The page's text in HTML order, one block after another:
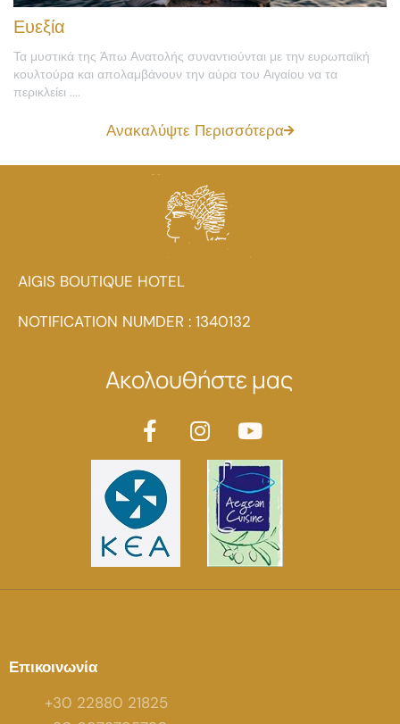
Ευεξία
Τα μυστικά της Άπω Ανατολής συναντιούνται με την ευρωπαϊκή
κουλτούρα και απολαμβάνουν την αύρα του Αιγαίου να τα
περικλείει ....
Ανακαλύψτε Περισσότερα
AIGIS BOUTIQUE HOTEL
NOTIFICATION NUMDER : 1340132
Ακολουθήστε μας
Επικοινωνία
+30 22880 21825